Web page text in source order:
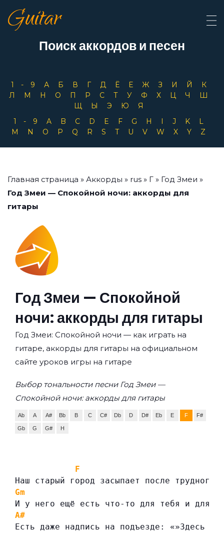
Guitar
Поиск аккордов и песен
1-9 А Б В Г Д Ё Е Ж З И Й
К
Л
М Н О П Р С Т У Ф Х Ц Ч
Ш
Щ
Ы Э Ю
Я
1-9
A B C D E F G H I J K
L
M
N O P Q R S T U V W X Y Z
Главная страница » Аккорды » rus » Г » Год Змеи »
Год Змеи — Спокойной ночи: аккорды для
гитары
Год Змеи — Спокойной
ночи: аккорды для гитары
Год Змеи: Спокойной ночи — как играть на
гитаре, аккорды для гитары на официальном
сайте уроков игры на гитаре
Выбор тональности песни Год Змеи —
Спокойной ночи: аккорды для гитары
Ab A A# Bb B C C# Db D D# Eb E F F#
Gb G G# H
F
Наш старый город засыпает после трудного
Gm
И у него ещё есть что-то для тебя и для
A#
Есть даже надпись на подъезде: «»Здесь